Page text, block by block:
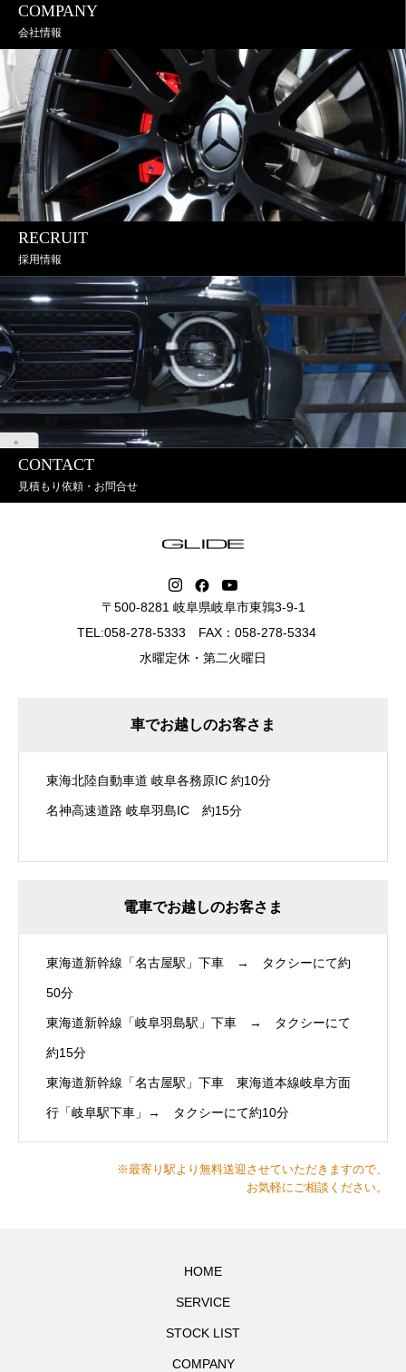
COMPANY
会社情報
RECRUIT
採用情報
CONTACT
見積もり依頼・お問合せ
〒500-8281 岐阜県岐阜市東鶉3-9-1
TEL:058-278-5333 FAX：058-278-5334
水曜定休・第二火曜日
車でお越しのお客さま
東海北陸自動車道 岐阜各務原IC 約10分
名神高速道路 岐阜羽島IC 約15分
電車でお越しのお客さま
東海道新幹線「名古屋駅」下車 → タクシーにて約
50分
東海道新幹線「岐阜羽島駅」下車 → タクシーにて
約15分
東海道新幹線「名古屋駅」下車 東海道本線岐阜方面
行「岐阜駅下車」→ タクシーにて約10分
※最寄り駅より無料送迎させていただきますので、
お気軽にご相談ください。
HOME
SERVICE
STOCK LIST
COMPANY